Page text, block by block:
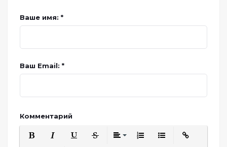
Ваше имя: *
Ваш Email: *
Комментарий